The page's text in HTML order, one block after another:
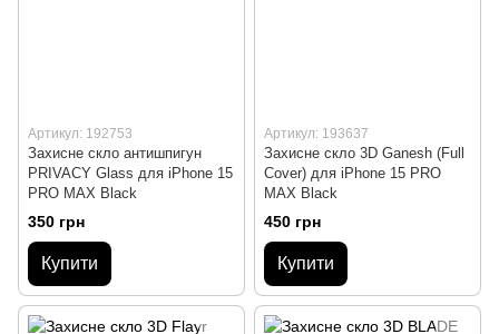
Артикул: 192753
Захисне скло антишпигун
PRIVACY Glass для iPhone 15
PRO MAX Black
350 грн
Купити
Артикул: 193637
Захисне скло 3D Ganesh (Full
Cover) для iPhone 15 PRO
MAX Black
450 грн
Купити